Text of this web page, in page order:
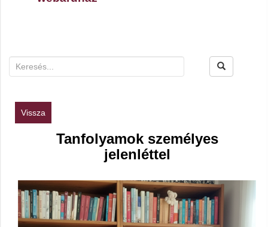
Vissza
Tanfolyamok személyes
jelenléttel